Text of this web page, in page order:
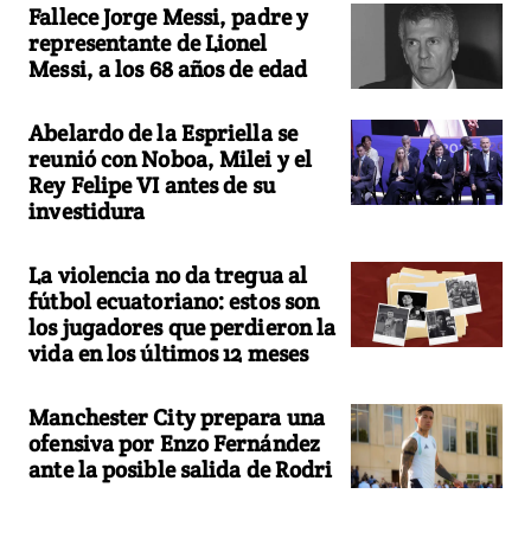
Fallece Jorge Messi, padre y
representante de Lionel
Messi, a los 68 años de edad
Abelardo de la Espriella se
reunió con Noboa, Milei y el
Rey Felipe VI antes de su
investidura
La violencia no da tregua al
fútbol ecuatoriano: estos son
los jugadores que perdieron la
vida en los últimos 12 meses
Manchester City prepara una
ofensiva por Enzo Fernández
ante la posible salida de Rodri